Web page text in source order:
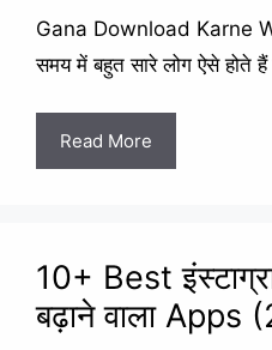
Gana Download Karne
समय में बहुत सारे लोग ऐसे होते
Read More
10+ Best
बढ़ाने वाला Apps